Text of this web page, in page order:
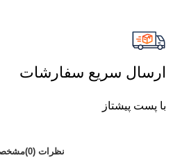
ارسال سریع سفارشات
با پست پیشتاز
نظرات (0)